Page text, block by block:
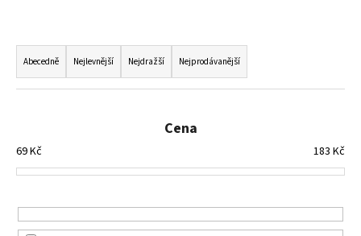
Ř
a
z
í
p
o
Abecedně Nejlevnější Nejdražší Nejprodávanější
Cena
69Kč 183 Kč
HLEDAT
o
p
r
u